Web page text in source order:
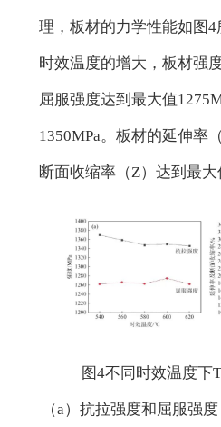
理，板材的力学性能如图
时效温度的增大，板材强
屈服强度达到最大值
1350MPa。板材的延伸率
断面收缩率（Z）达到最大
图4不同时效温度下
（a）抗拉强度和屈服强